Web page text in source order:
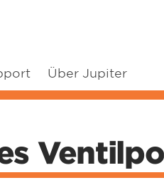
Über Jupiter